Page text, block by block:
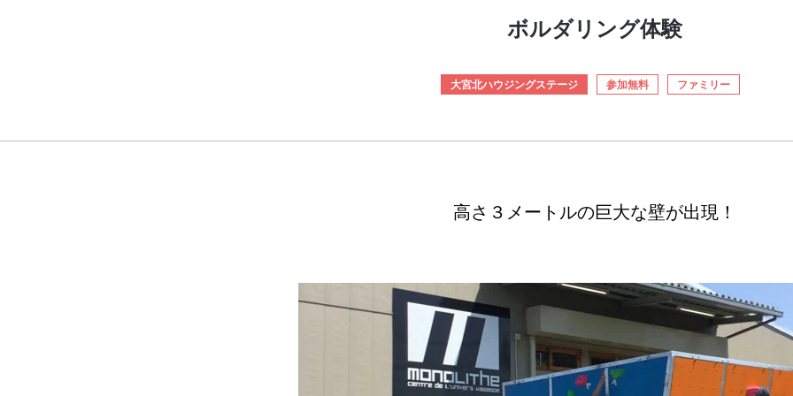
ボルダリング体験
大宮北ハウジングステージ 参加無料 ファミリー
高さ３メートルの巨大な壁が出現！